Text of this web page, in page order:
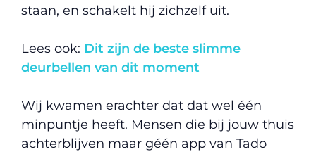
staan, en schakelt hij zichzelf uit.
Lees ook: Dit zijn de beste slimme
deurbellen van dit moment
Wij kwamen erachter dat dat wel één
minpuntje heeft. Mensen die bij jouw thuis
achterblijven maar géén app van Tado